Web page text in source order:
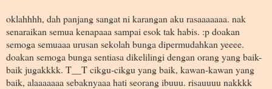
oklahhhh, dah panjang sangat ni karangan aku rasaaaaaaa. nak
senaraikan semua kenapaaa sampai esok tak habis. :p doakan
semoga semuaaa urusan sekolah bunga dipermudahkan yeeee.
doakan semoga bunga sentiasa dikelilingi dengan orang yang baik-
baik jugakkkk. T__T cikgu-cikgu yang baik, kawan-kawan yang
baik, alaaaaaaa sebaknyaaa hati seorang ibuuu. risauuuu nakkkk